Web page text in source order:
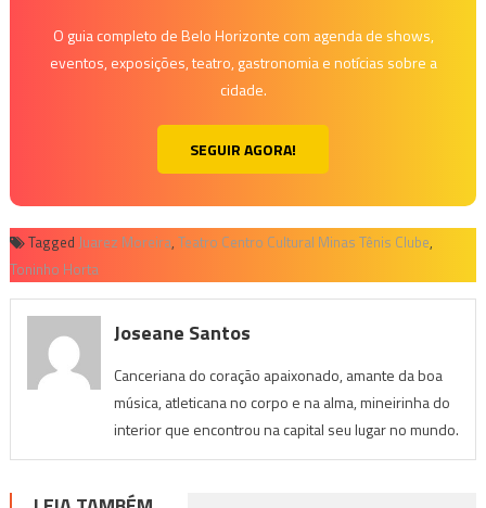
O guia completo de Belo Horizonte com agenda de shows,
eventos, exposições, teatro, gastronomia e notícias sobre a
cidade.
SEGUIR AGORA!
Tagged Juarez Moreira, Teatro Centro Cultural Minas Tênis Clube,
Toninho Horta
Joseane Santos
Canceriana do coração apaixonado, amante da boa
música, atleticana no corpo e na alma, mineirinha do
interior que encontrou na capital seu lugar no mundo.